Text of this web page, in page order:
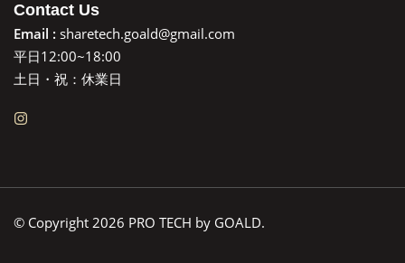
Contact Us
Email : sharetech.goald@gmail.com
平日12:00~18:00
土日・祝：休業日
© Copyright 2026 PRO TECH by GOALD.